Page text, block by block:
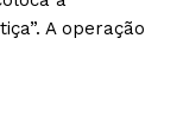
A operação